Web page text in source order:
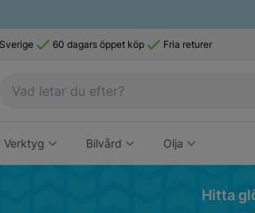
60 dagars öppet köp Fria returer
Verktyg Bilvård Olja
Hitta